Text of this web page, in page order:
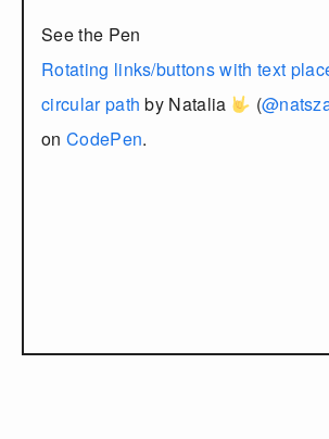
See the Pen
Rotating links/buttons with text
circular path by Natalia (
on CodePen.